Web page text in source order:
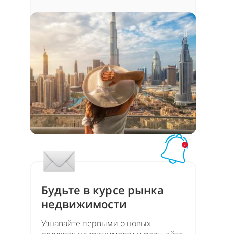
Будьте в курсе рынка
недвижимости
Узнавайте первыми о новых